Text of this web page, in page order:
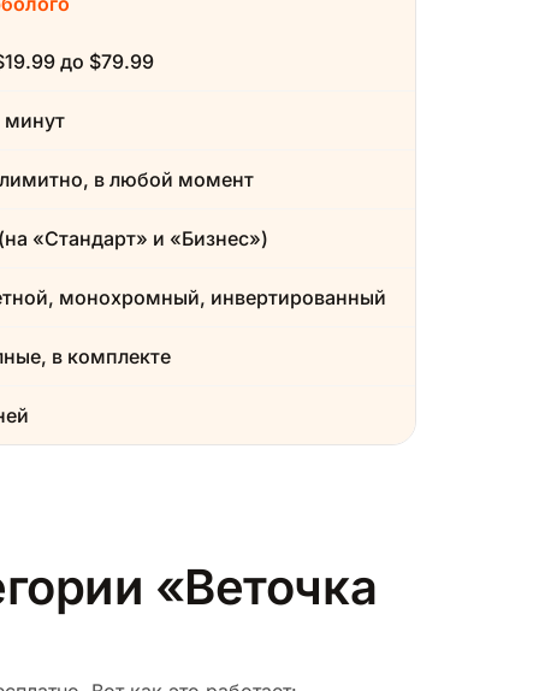
до $79.99
минут
в любой момент
«Стандарт» и «Бизнес»)
монохромный, инвертированный
в комплекте
«Веточка